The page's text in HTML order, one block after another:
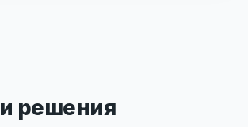
решения